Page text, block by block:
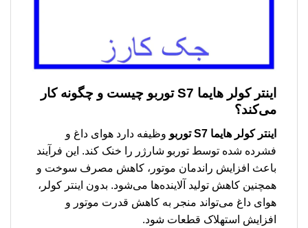
اینتر کولر هایما S7 توربو چیست و چگونه کار
می‌کند؟
اینتر کولر هایما S7 توربو
وظیفه دارد هوای داغ و
فشرده شده توسط توربو شارژر را خنک کند. این فرآیند
باعث افزایش راندمان موتور، کاهش مصرف سوخت و
همچنین کاهش تولید آلاینده‌ها می‌شود. بدون اینتر کولر،
هوای داغ می‌تواند منجر به کاهش قدرت موتور و
افزایش استهلاک قطعات شود.